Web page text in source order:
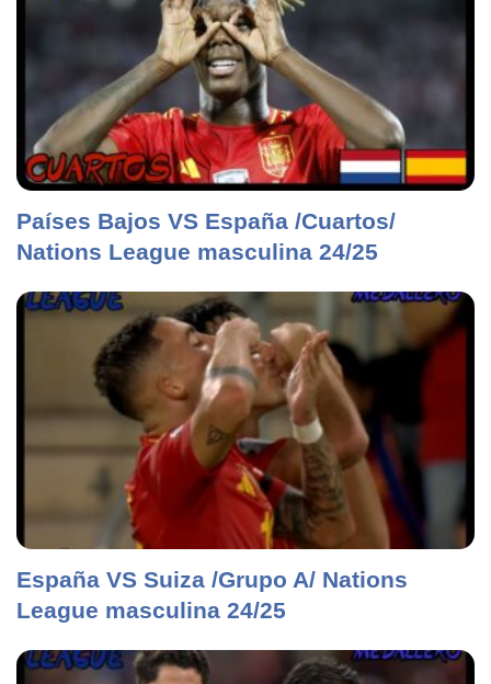
Países Bajos VS España /Cuartos/
Nations League masculina 24/25
España VS Suiza /Grupo A/ Nations
League masculina 24/25